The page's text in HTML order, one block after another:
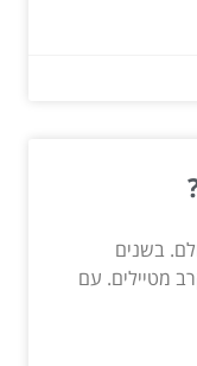
בשנים
מטיילים. עם